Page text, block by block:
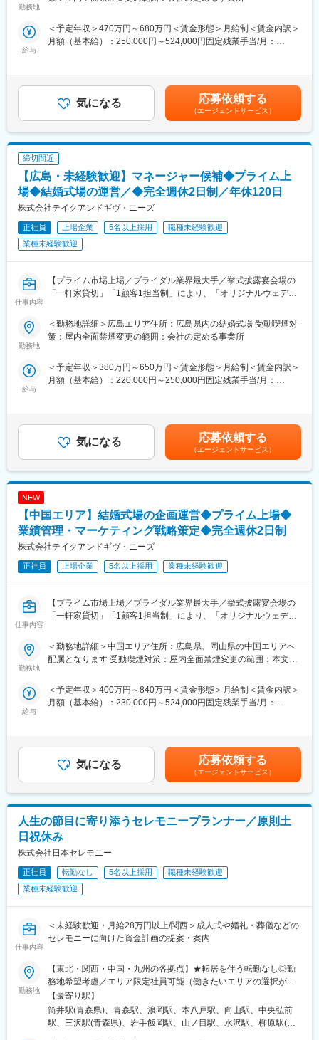
■当社について：
だけではなく、お子様の入園式から証明写真・卒業袴・振袖など
ライフイベントに寄り添うアニバーサリー事業も次々展開中で
す。
ウスウエディング』施設を開設しました。ゲストハウスの展開に
加えて、ホテルウエディングや海外・リゾート、家族挙式・楽婚
といった新たなウエディングスタイルなど、さらに業態を拡大し
てきました。また、“心に灼きつくプロのおもてなしで 人々が集う
シーンをプロデュースする”という理念の下、事業ドメインの拡大
にも取り組んできました。
変更の範囲：会社の定める業務
◆式場の業績管理
お客様の組数・成約数・成約率・単価・売上・原価・販管費・利
◆各セクションのマネジメント業務
プランナーから料理、装花、美容、衣装、写真撮影など、各部署
のリーダーやスタッフと連携を取りながら、全体のマネジメント
を行います。
◆スタッフの採用・教育
各部署から状況をヒアリングし、必要に応じて採用活動を実施し
ていただきます。求人の媒体選定から取材対応まで幅広く手がけ
ます。また教育スケジュールに基づき、採用の進捗管理や育成も
担って頂きます。
◆経営企画・マーケティング
地域特性に関するマーケティング調査を行い、その特性を反映し
た式場のプロデュースを行います。その地域での文化や風習を理
解し、お客様の指向性や価値観に合わせた戦略策定をすることが
重要です。
◆イベントの企画や実施のサポート
マーケティングを通じ自店舗の価値をどのように高めていくか、
施策を策定し実現をしていただきます。社内プロジェクト等新た
■転勤について：
ております。その為、ご家族の事情がある方については転勤せず
その場に残る選択肢もございます。また人によっては転勤打診が
・一顧客一担当制：お客様の想いを「かたち」にするため、新規
接客から当日の進行、装飾のテーマ、料理やサービスまで1人のウ
ェディングプランナーが一貫してプロデュースするのが当社の魅
・ブライダル業界最大手で、自社商品をフルに活用し、お客様の
土があり、長期的に様々なキャリアの挑戦が可能です。
変更の範囲：会社の定める業務
勤務地
給与
＜予定年収＞470万円～680万円＜賃金形態＞月給制＜賃金内訳＞
月額（基本給）：250,000円～524,000円固定残業手当/月：
は年齢、ご経験スキルを考慮のうえ、決定します。月間30時間の
みなし残業時間を超過した分は残業手当を支給■昇給:年2回■賞与:
年2回賃金はあくまでも目安の金額であり、選考を通じて上下する
可能性があります。月給(月額)は固定手当を含めた表記です。
気になる 応募依頼する
（エージェントサービス）
締切間近
【広島・未経験歓迎】マネージャー候補◆プライム上
場◆結婚式場の運営／◆完全週休2日制／年休120日
株式会社テイクアンドギヴ・ニーズ
正社員 上場企業 5名以上採用
職種未経験歓迎
業種未経験歓迎
仕事内容
【プライム市場上場／ブライダル業界最大手／挙式披露宴会場の
「一軒家貸切」「1顧客1担当制」により、「オリジナルウェディ
ご入社後は約半年-2年程ウェディングプランナーとして現場を経
験、及びマネージャー候補研修を受けて頂き、自社が展開してい
■仕事内容：
【ウェディングプランナー】
【マネージャー】
◆式場の業績管理
お客様の組数・成約数・成約率・単価・売上・原価・販管費・利
益などを算出し、データを細かく分析し各月・四半期・半期・通
ます。
◆各セクションのマネジメント業務
プランナーから料理、装花、美容、衣装、写真撮影など、各部署
のリーダーやスタッフと連携を取りながら、店舗全体のマネジメ
ントを行います。
◆スタッフの採用・教育
ていただきます。求人の媒体選定から取材対応まで幅広く手がけ
ます。また教育スケジュールに基づき、採用の進捗管理や育成も
社内プロジェクトなどで、新たに出た案や意見に対して、承認や
アドバイスを行ないます。「キッズプロジェクト」
て自ら意見を出すことも。
◆経営企画・マーケティング
●当社の魅力
・一顧客一担当制：お客様の想いを「かたち」にする為、新規接
客から当日の進行、装飾のテーマ、料理やサービスまで1人のウェ
ディングプランナーが一貫してプロデュースするのが同社の魅力
です。
・T&Gは、社員の意欲や可能性を信じて様々なミッションを任せ
る企業風土があり、長期的に様々なキャリアの挑戦が可能です。
変更の範囲：会社の定める業務
勤務地
＜勤務地詳細＞広島エリア住所：広島県内の結婚式場 受動喫煙対
策：屋内全面禁煙変更の範囲：会社の定める事業所
給与
＜予定年収＞380万円～650万円＜賃金形態＞月給制＜賃金内訳＞
月額（基本給）：220,000円～250,000円固定残業手当/月：
は年齢、ご経験スキルを考慮のうえ、決定します。月間30時間の
みなし残業時間を超過した分は残業手当を支給■昇給:年2回■賞与:
年2回賃金はあくまでも目安の金額であり、選考を通じて上下する
可能性があります。月給(月額)は固定手当を含めた表記です。
気になる 応募依頼する
（エージェントサービス）
NEW
【中国エリア】結婚式場の企画運営◆プライム上場◆
業績管理・マーケティング戦略策定◆完全週休2日制
株式会社テイクアンドギヴ・ニーズ
正社員 上場企業 5名以上採用 業種未経験歓迎
仕事内容
【プライム市場上場／ブライダル業界最大手／挙式披露宴会場の
「一軒家貸切」「1顧客1担当制」により、「オリジナルウェディ
ご入社後はウェディングプランナーとして現場を経験したのち最
短1年後に自社が展開している結婚式場の企画運営をお願いしま
■仕事内容：
◆式場の業績管理
ます。
◆各セクションのマネジメント業務
プランナーから料理、装花、美容、衣装、写真撮影など、各部署
のリーダーやスタッフと連携を取りながら、全体のマネジメント
を行います。
◆イベントの企画や実施のサポート
ブライダルフェアの企画を行なう社内プロジェクトなどで、新た
に出た案や意見に対して、承認やアドバイスを行ないます。時に
は、来場者特典などについて、市場のトレンドをふまえて自ら意
見を出すことも。
◆スタッフの採用・教育
各部署から状況をヒアリングし、必要に応じて採用活動を実施し
ます。また教育スケジュールに基づき、採用の進捗管理や指導も
実施していただきます。
た式場のプロデュースを行います。その地域での文化や風習を理
解し、お客様の指向性や価値観に合わせた戦略策定をすることが
重要です。
■転勤について：
全国に拠点がある当社ですが双方合意の上で異動/転勤をお願いし
勤務地
＜勤務地詳細＞中国エリア住所：広島県、岡山県の中国エリアへ
配属となります 受動喫煙対策：屋内全面禁煙変更の範囲：本文参
給与
＜予定年収＞400万円～840万円＜賃金形態＞月給制＜賃金内訳＞
月額（基本給）：230,000円～524,000円固定残業手当/月：
は年齢、ご経験スキルを考慮のうえ、決定します。月間30時間の
みなし残業時間を超過した分は残業手当を支給■昇給:年2回■賞与:
年2回賃金はあくまでも目安の金額であり、選考を通じて上下する
可能性があります。月給(月額)は固定手当を含めた表記です。
気になる 応募依頼する
（エージェントサービス）
人生の節目に寄り添うセレモニープランナー／原則土
日祝休み
株式会社日本セレモニー
正社員 転勤なし 5名以上採用
職種未経験歓迎
業種未経験歓迎
仕事内容
＜未経験歓迎・月給28万円以上/関西＞成人式や婚礼・葬儀などの
セレモニーに向けた資金計画の提案・案内
勤務地
【東北・関西・中国・九州の各拠点】★転居を伴う転勤なし◎勤
務地希望考慮／エリア限定社員可能（働きたいエリアの選択が可
能）◎マイカー通勤可（一部不可のエリア有）※U・Iターン歓迎★
全国で多数オープニング予定★随時、会社説明会実施予定 ■東北
エリア青森県（青森・八戸・十和田・弘前・上北郡）岩手県（盛
【最寄り駅】
筒井駅(青森県)、青森駅、浪岡駅、本八戸駅、向山駅、中央弘前
駅、三沢駅(青森県)、岩手飯岡駅、山ノ目駅、水沢駅、柳原駅(岩